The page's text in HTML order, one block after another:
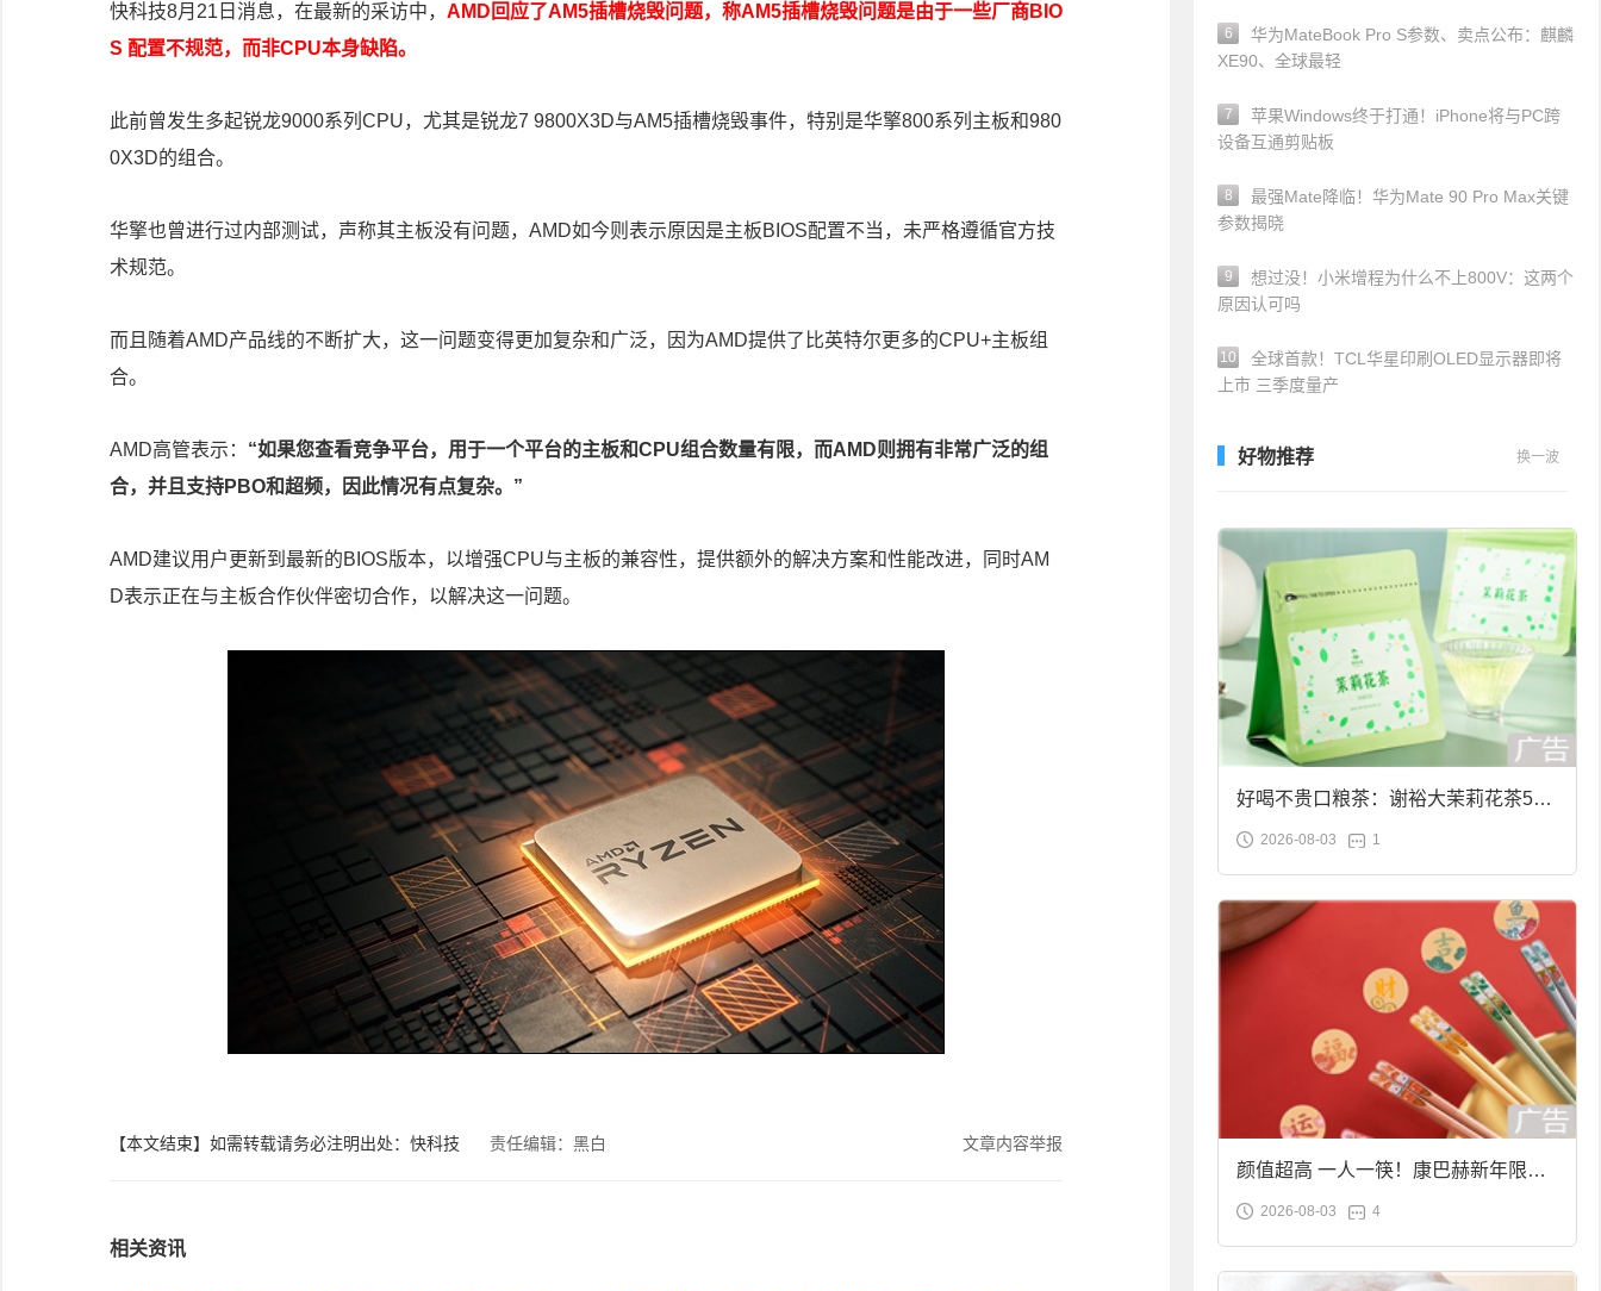
快科技8月21日消息，在最新的采访中， AMD回应了AM5插槽烧毁问题，称AM5插槽烧毁问题是由于一些厂商BIO
S 配置不规范，而非CPU本身缺陷。
此前曾发生多起锐龙9000系列CPU，尤其是锐龙7 9800X3D与AM5插槽烧毁事件，特别是华擎800系列主板和980
0X3D的组合。
华擎也曾进行过内部测试，声称其主板没有问题，AMD如今则表示原因是主板BIOS配置不当，未严格遵循官方技
术规范。
而且随着AMD产品线的不断扩大，这一问题变得更加复杂和广泛，因为AMD提供了比英特尔更多的CPU+主板组
合。
AMD高管表示： “如果您查看竞争平台，用于一个平台的主板和CPU组合数量有限，而AMD则拥有非常广泛的组
合，并且支持PBO和超频，因此情况有点复杂。”
AMD建议用户更新到最新的BIOS版本，以增强CPU与主板的兼容性，提供额外的解决方案和性能改进，同时AM
D表示正在与主板合作伙伴密切合作，以解决这一问题。
【本文结束】如需转载请务必注明出处：快科技 责任编辑：黑白 文章内容举报
相关资讯
6
华为MateBook Pro S参数、卖点公布：麒麟
XE90、全球最轻
7
苹果Windows终于打通！iPhone将与PC跨
设备互通剪贴板
8
最强Mate降临！华为Mate 90 Pro Max关键
参数揭晓
9
想过没！小米增程为什么不上800V：这两个
原因认可吗
10
全球首款！TCL华星印刷OLED显示器即将
上市 三季度量产
好物推荐 换一波
好喝不贵口粮茶：谢裕大茉莉花茶50g
袋装9.9元到手
2026-08-03 1
颜值超高 一人一筷！康巴赫新年限定
合金筷子大促：19.9元
2026-08-03 4